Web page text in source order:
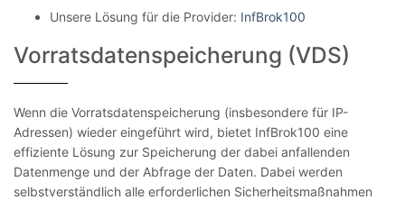
Unsere Lösung für die Provider: InfBrok100
Vorratsdatenspeicherung (VDS)
Wenn die Vorratsdatenspeicherung (insbesondere für IP-
Adressen) wieder eingeführt wird, bietet InfBrok100 eine
effiziente Lösung zur Speicherung der dabei anfallenden
Datenmenge und der Abfrage der Daten. Dabei werden
selbstverständlich alle erforderlichen Sicherheitsmaßnahmen